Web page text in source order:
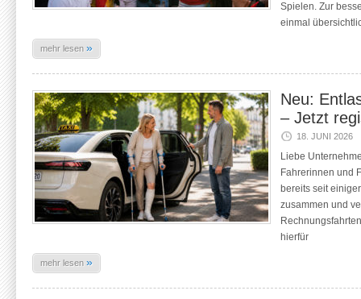
Spielen. Zur
einmal
mehr lesen »
Neu:
– Jetzt
18. JUNI 2026
Liebe
Fahrerinnen und
bereits seit
zusammen und
hierfür
mehr lesen »